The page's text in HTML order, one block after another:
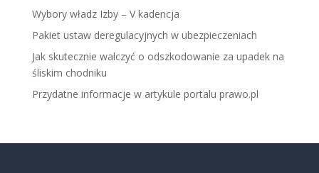
Wybory władz Izby – V kadencja
Pakiet ustaw deregulacyjnych w ubezpieczeniach
Jak skutecznie walczyć o odszkodowanie za upadek na
śliskim chodniku
Przydatne informacje w artykule portalu prawo.pl